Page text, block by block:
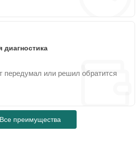
диагностика
передумал или решил обратится
Все преимущества